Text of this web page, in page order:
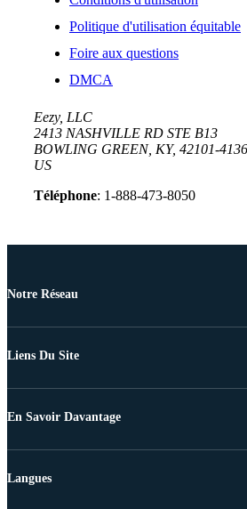
Politique d'utilisation équitable
Foire aux questions
DMCA
Eezy, LLC
2413 NASHVILLE RD STE B13
BOWLING GREEN, KY, 42101-4136
US
Téléphone: 1-888-473-8050
Notre Réseau
Liens Du Site
En Savoir Davantage
Langues